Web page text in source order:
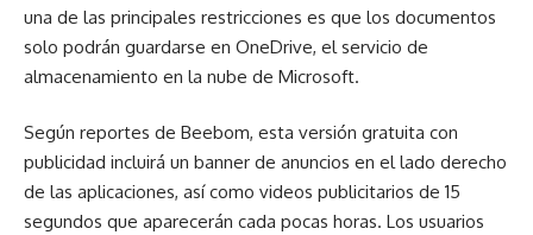
una de las principales restricciones es que los documentos
solo podrán guardarse en OneDrive, el servicio de
almacenamiento en la nube de Microsoft.
Según reportes de Beebom, esta versión gratuita con
publicidad incluirá un banner de anuncios en el lado derecho
de las aplicaciones, así como videos publicitarios de 15
segundos que aparecerán cada pocas horas. Los usuarios